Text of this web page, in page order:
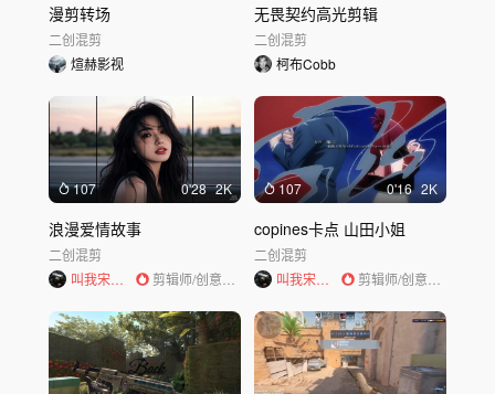
漫剪转场
二创混剪
煊赫影视
无畏契约高光剪辑
二创混剪
柯布Cobb
107 0'28 2K
浪漫爱情故事
二创混剪
叫我宋就好
107 0'16 2K
copines卡点 山田小姐
二创混剪
叫我宋就好